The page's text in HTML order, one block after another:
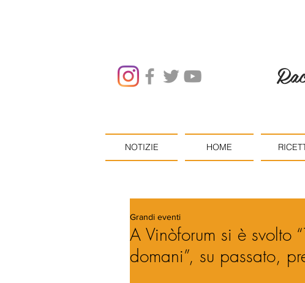
NOTIZIE HOME
A Vinòforum si è svolto
domani”, su passato,
Grandi eventi